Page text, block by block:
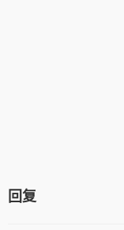
回复